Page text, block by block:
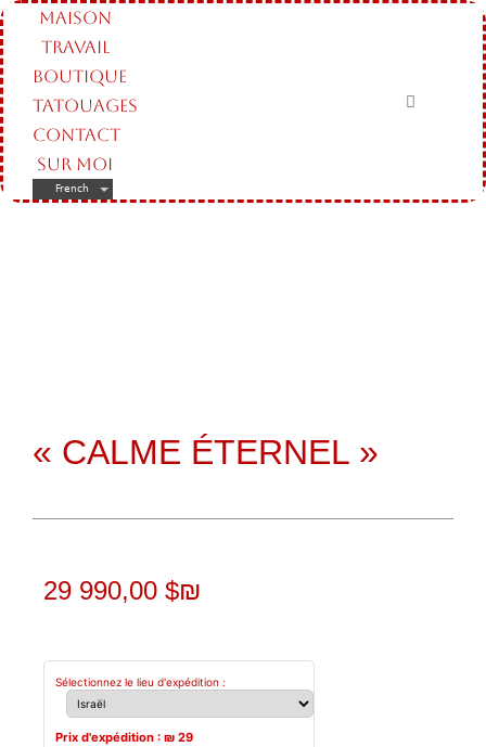
MAISON
TRAVAIL
BOUTIQUE
TATOUAGES
CONTACT
SUR MOI
French
« CALME ÉTERNEL »
29 990,00 $₪
Sélectionnez le lieu d'expédition :
Prix d'expédition : ₪ 29